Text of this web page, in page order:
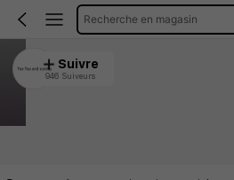
Recherche en magasin
Tea Tea and sunday
4.90
Suivre
946 Suiveurs